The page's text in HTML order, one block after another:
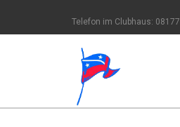
Telefon im Clubhaus: